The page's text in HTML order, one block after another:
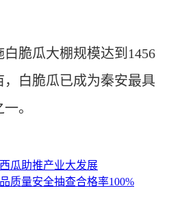
脆瓜大棚规模达到1456
，白脆瓜已成为秦安最具
。
瓜助推产业大发展
质量安全抽查合格率100%